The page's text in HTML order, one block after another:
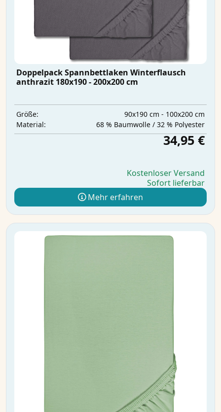
Doppelpack Spannbettlaken Winterflausch
anthrazit 180x190 - 200x200 cm
Größe:
90x190 cm - 100x200 cm
Material:
68 % Baumwolle / 32 % Polyester
34,95 €
Kostenloser Versand
Sofort lieferbar
Mehr erfahren